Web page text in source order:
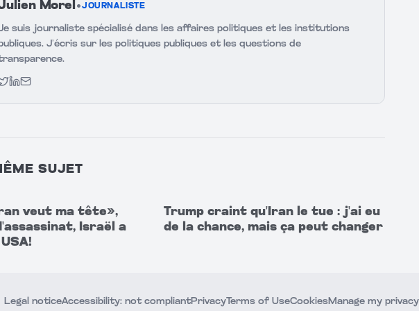
Morel•JOURNALISTE
suis journaliste spécialisé dans les affaires politiques et les institutions
J’écris sur les politiques publiques et les questions de
SUJET
veut ma tête»,
Israël a
Trump craint qu'Iran le tue : j'ai eu
de la chance, mais ça peut changer
Legal noticeAccessibility: not compliantPrivacyTerms of UseCookiesManage my